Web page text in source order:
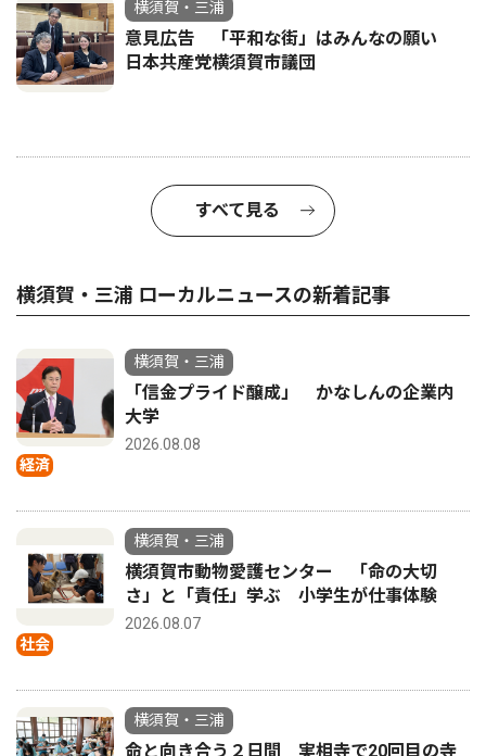
横須賀・三浦
意見広告 「平和な街」はみんなの願い
日本共産党横須賀市議団
すべて見る
横須賀・三浦 ローカルニュースの新着記事
経済
横須賀・三浦
「信金プライド醸成」 かなしんの企業内
大学
2026.08.08
社会
横須賀・三浦
横須賀市動物愛護センター 「命の大切
さ」と「責任」学ぶ 小学生が仕事体験
2026.08.07
横須賀・三浦
命と向き合う２日間 実相寺で20回目の寺